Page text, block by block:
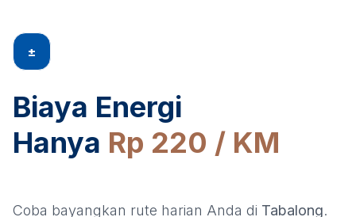
±
Biaya Energi
Hanya Rp 220 / KM
Coba bayangkan rute harian Anda di Tabalong.